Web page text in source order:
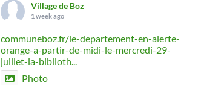
Village de Boz
1 week ago
communeboz.fr/le-departement-en-alerte-
orange-a-partir-de-midi-le-mercredi-29-
juillet-la-biblioth...
Photo